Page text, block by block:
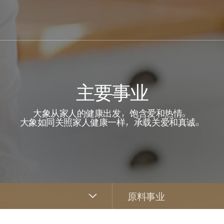
主要事业
大象从家人的健康出发，饱含爱和热情。
大象如同关照家人健康一样，承载关爱和真诚。
原料事业